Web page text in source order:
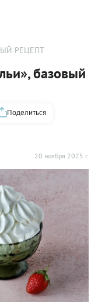
РЕЦЕПТ
базовый
20 ноября 2025 г.
Поделиться